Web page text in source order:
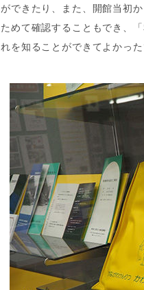
ができたり、また、開館当初
ためて確認することもでき、
れを知ることができてよかっ